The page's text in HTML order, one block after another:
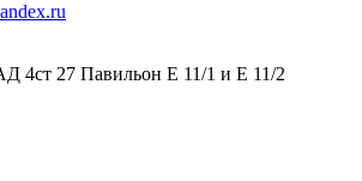
4ст 27 Павильон Е 11/1 и Е 11/2